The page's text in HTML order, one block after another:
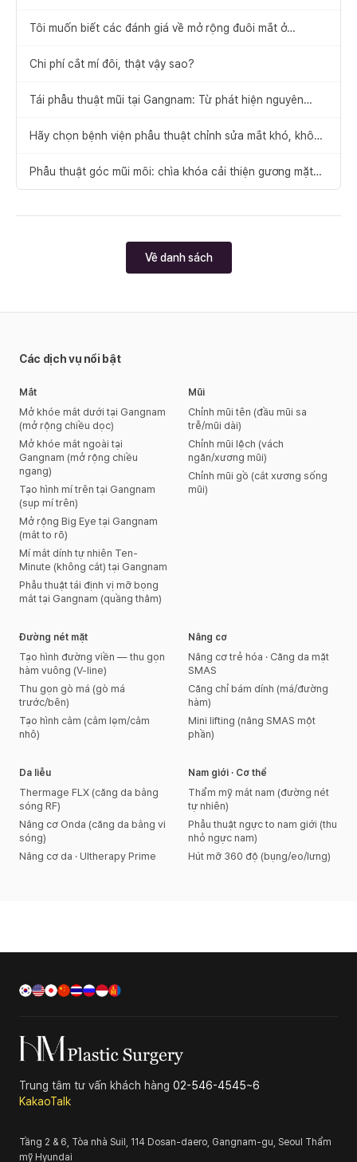
Tôi muốn biết các đánh giá về mở rộng đuôi mắt ở
Chi phí cắt mí đôi, thật vậy sao?
Tái phẫu thuật mũi tại Gangnam: Từ phát hiện nguyên
Hãy chọn bệnh viện phẫu thuật chỉnh sửa mắt khó, không
Phẫu thuật góc mũi môi: chìa khóa cải thiện gương mặt
cân đối
Về danh sách
Các dịch vụ nổi bật
Mắt
Mở khóe mắt dưới tại Gangnam
(mở rộng chiều dọc)
Mở khóe mắt ngoài tại
Gangnam (mở rộng chiều
ngang)
Tạo hình mí trên tại Gangnam
(sụp mí trên)
Mở rộng Big Eye tại Gangnam
(mắt to rõ)
Mí mắt dính tự nhiên Ten-
Minute (không cắt) tại Gangnam
Phẫu thuật tái định vị mỡ bọng
mắt tại Gangnam (quầng thâm)
Mũi
Chỉnh mũi tên (đầu mũi sa
trễ/mũi dài)
Chỉnh mũi lệch (vách
ngăn/xương mũi)
Chỉnh mũi gồ (cắt xương sống
mũi)
Đường nét mặt
Tạo hình đường viền — thu gọn
hàm vuông (V-line)
Thu gọn gò má (gò má
trước/bên)
Tạo hình cằm (cằm lẹm/cằm
nhô)
Nâng cơ
Nâng cơ trẻ hóa · Căng da mặt
SMAS
Căng chỉ bám dính (má/đường
hàm)
Mini lifting (nâng SMAS một
phần)
Da liễu
Thermage FLX (căng da bằng
sóng RF)
Nâng cơ Onda (căng da bằng vi
sóng)
Nâng cơ da · Ultherapy Prime
Nam giới · Cơ thể
Thẩm mỹ mắt nam (đường nét
tự nhiên)
Phẫu thuật ngực to nam giới (thu
nhỏ ngực nam)
Hút mỡ 360 độ (bụng/eo/lưng)
Trung tâm tư vấn khách hàng 02-546-4545~6
KakaoTalk
Tầng 2 & 6, Tòa nhà Suil, 114 Dosan-daero, Gangnam-gu, Seoul Thẩm
mỹ Hyundai